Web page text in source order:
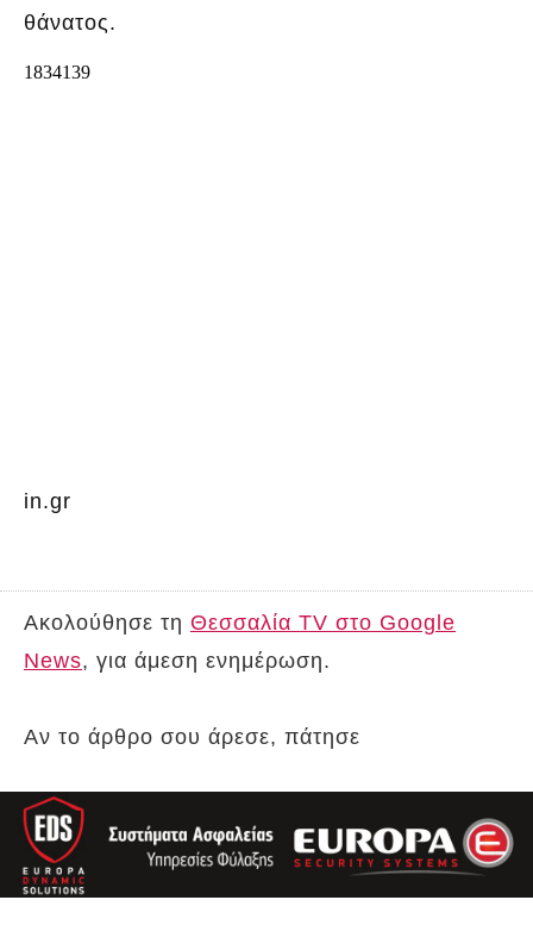
θάνατος.
in.gr
Ακολούθησε τη Θεσσαλία TV στο Google
News, για άμεση ενημέρωση.
Αν το άρθρο σου άρεσε, πάτησε